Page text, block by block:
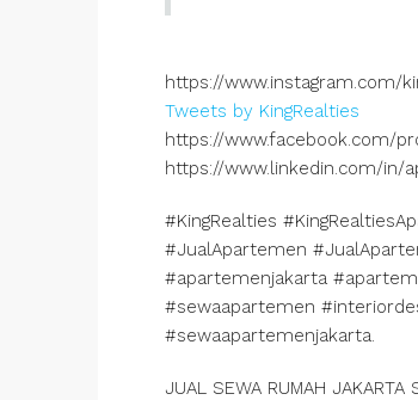
https://www.instagram.com/
Tweets by KingRealties
https://www.facebook.com/
https://www.linkedin.com/in/
#KingRealties
#JualApartemen
#apartemenjakarta
#sewaapartemen
#sewaapartemenjakarta.
JUAL SEWA RUMAH